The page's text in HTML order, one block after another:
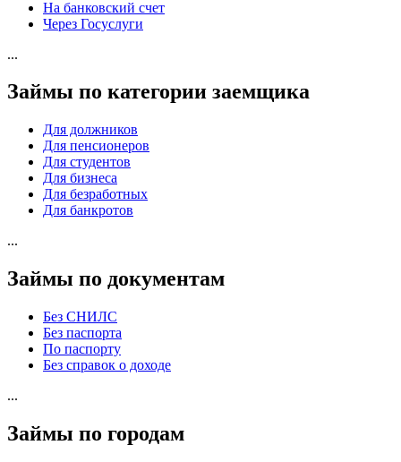
На банковский счет
Через Госуслуги
...
Займы по категории заемщика
Для должников
Для пенсионеров
Для студентов
Для бизнеса
Для безработных
Для банкротов
...
Займы по документам
Без СНИЛС
Без паспорта
По паспорту
Без справок о доходе
...
Займы по городам